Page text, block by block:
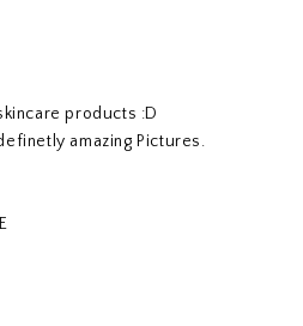
products :D
amazing Pictures.